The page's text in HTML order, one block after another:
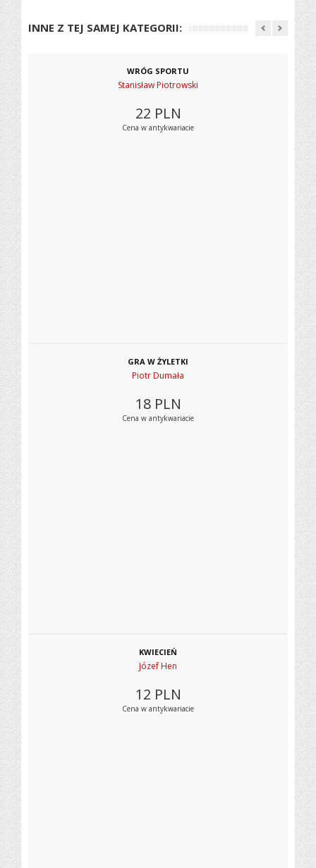
INNE Z TEJ SAMEJ KATEGORII:
WRÓG SPORTU
Stanisław Piotrowski
22 PLN
Cena w antykwariacie
GRA W ŻYLETKI
Piotr Dumała
18 PLN
Cena w antykwariacie
KWIECIEŃ
Józef Hen
12 PLN
Cena w antykwariacie